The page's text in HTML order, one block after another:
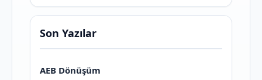
Son Yazılar
AEB Dönüşüm